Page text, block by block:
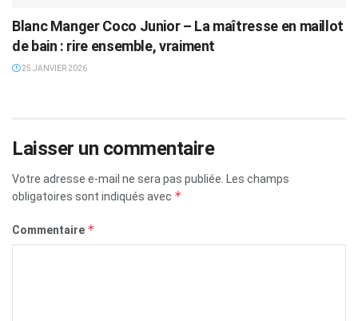
Blanc Manger Coco Junior – La maîtresse en maillot
de bain : rire ensemble, vraiment
25 JANVIER 2026
Laisser un commentaire
Votre adresse e-mail ne sera pas publiée. Les champs
obligatoires sont indiqués avec *
Commentaire *